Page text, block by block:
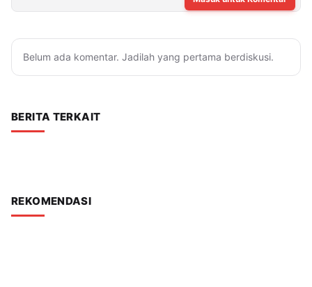
Belum ada komentar. Jadilah yang pertama berdiskusi.
BERITA TERKAIT
REKOMENDASI